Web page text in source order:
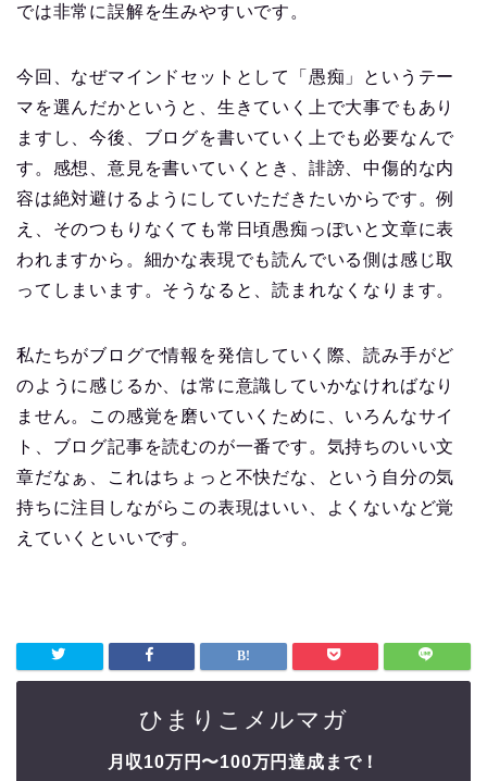
では非常に誤解を生みやすいです。
今回、なぜマインドセットとして「愚痴」というテー
マを選んだかというと、生きていく上で大事でもあり
ますし、今後、ブログを書いていく上でも必要なんで
す。感想、意見を書いていくとき、誹謗、中傷的な内
容は絶対避けるようにしていただきたいからです。例
え、そのつもりなくても常日頃愚痴っぽいと文章に表
われますから。細かな表現でも読んでいる側は感じ取
ってしまいます。そうなると、読まれなくなります。
私たちがブログで情報を発信していく際、読み手がど
のように感じるか、は常に意識していかなければなり
ません。この感覚を磨いていくために、いろんなサイ
ト、ブログ記事を読むのが一番です。気持ちのいい文
章だなぁ、これはちょっと不快だな、という自分の気
持ちに注目しながらこの表現はいい、よくないなど覚
えていくといいです。
ひまりこメルマガ
月収10万円〜100万円達成まで！